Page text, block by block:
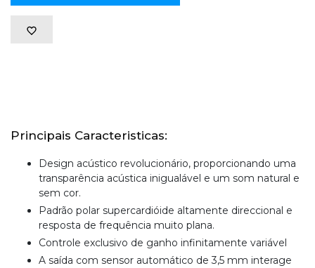
Principais Caracteristicas:
Design acústico revolucionário, proporcionando uma
transparência acústica inigualável e um som natural e
sem cor.
Padrão polar supercardióide altamente direccional e
resposta de frequência muito plana.
Controle exclusivo de ganho infinitamente variável
A saída com sensor automático de 3,5 mm interage